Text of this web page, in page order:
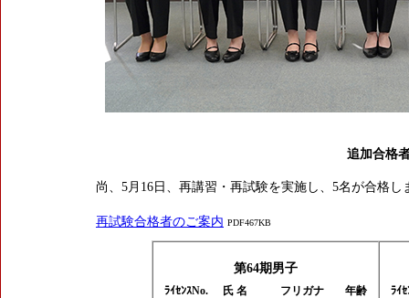
追加合格
尚、5月16日、再講習・再試験を実施し、5名が合格し
再試験合格者のご案内 PDF467KB
第64期男子
ﾗｲｾﾝｽNo. 氏 名 フリガナ
年齢
ﾗｲ